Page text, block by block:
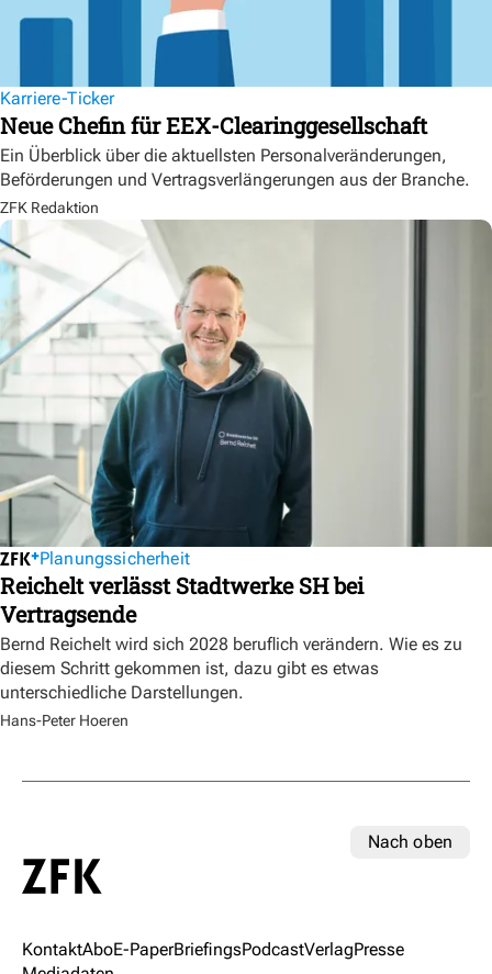
Karriere-Ticker
Neue Chefin für EEX-Clearinggesellschaft
Ein Überblick über die aktuellsten Personalveränderungen,
Beförderungen und Vertragsverlängerungen aus der Branche.
ZFK Redaktion
Planungssicherheit
Reichelt verlässt Stadtwerke SH bei
Vertragsende
Bernd Reichelt wird sich 2028 beruflich verändern. Wie es zu
diesem Schritt gekommen ist, dazu gibt es etwas
unterschiedliche Darstellungen.
Hans-Peter Hoeren
Nach oben
KontaktAboE-PaperBriefingsPodcastVerlagPresse